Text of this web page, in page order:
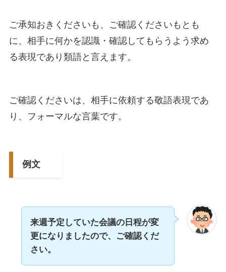
ご承知おきくださいも、ご確認くださいもとも
に、相手に何かを認識・確認してもらうよう求め
る表現であり類語と言えます。
ご確認くださいは、相手に依頼する敬語表現であ
り、フォーマルな言葉です。
例文
来週予定していた会議の日程が変
更になりましたので、ご確認くだ
さい。